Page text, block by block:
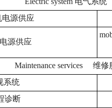
电源供应
源供应
Maintenance services 维
系统
诊断